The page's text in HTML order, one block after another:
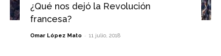
¿Qué nos dejó la Revolución
francesa?
Omar López Mato - 11 julio, 2018